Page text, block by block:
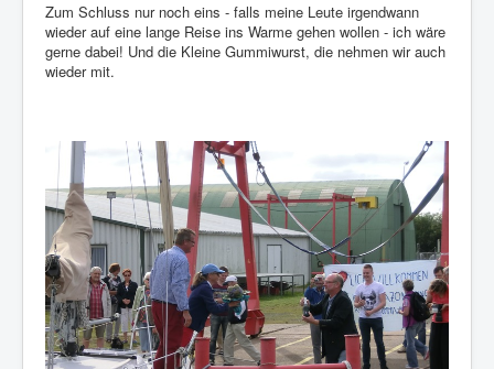
Zum Schluss nur noch eins - falls meine Leute irgendwann
wieder auf eine lange Reise ins Warme gehen wollen - ich wäre
gerne dabei! Und die Kleine Gummiwurst, die nehmen wir auch
wieder mit.